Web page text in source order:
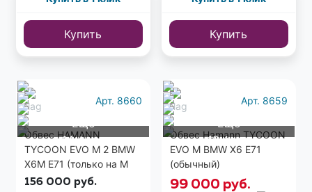
Купить Купить
Еще
14 фото
Арт. 8660
Обвес HAMANN
TYCOON EVO M 2 BMW
X6M E71 (только на M
версию)
156 000 руб.
Еще
12 фото
Арт. 8659
Обвес Hamann TYCOON
EVO M BMW X6 E71
(обычный)
99 000 руб.